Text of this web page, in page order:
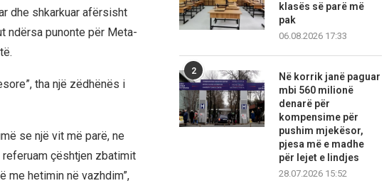
dhe shkarkuar afërsisht
ndërsa punonte për Meta-
tha një zëdhënës i
se një vit më parë, ne
referuam çështjen zbatimit
me hetimin në vazhdim”,
klasës së parë më
pak
06.08.2026 17:33
2
Në korrik janë paguar
mbi 560 milionë
denarë për
kompensime për
pushim mjekësor,
pjesa më e madhe
për lejet e lindjes
28.07.2026 15:52